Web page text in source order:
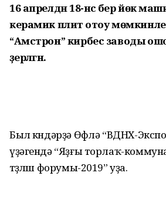
16 апрелдән 18-нәсә бер йөк
керамик плитә отоу
“Амстрон” кирбес заводы
әҙерләгән.
Был көндәрҙә Өфөлә “ВДНХ-
үҙәгендә “Яҙғы торлаҡ-
төҙөлөш форумы-2019” уҙа.